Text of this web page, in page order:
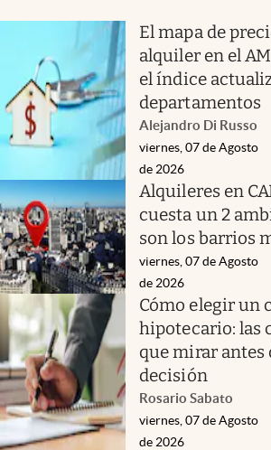
El mapa de
alquiler en el
el índice
departamentos
Alejandro Di Russo
viernes, 07 de Agosto
de 2026
Alquileres en
cuesta un 2
son los barrios
viernes, 07 de Agosto
de 2026
Cómo elegir un
hipotecario: las
que mirar antes
decisión
Rosario Sabato
viernes, 07 de Agosto
de 2026